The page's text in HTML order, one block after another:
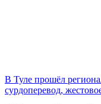
В Туле прошёл
сурдоперевод,